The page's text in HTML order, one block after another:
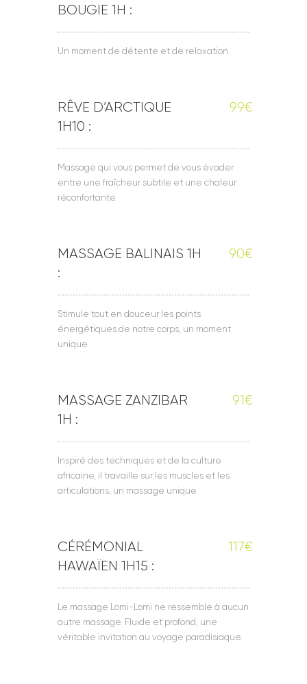
BOUGIE 1H :
Un moment de détente et de relaxation.
RÊVE D’ARCTIQUE
1H10 :
99€
Massage qui vous permet de vous évader
entre une fraîcheur subtile et une chaleur
réconfortante.
MASSAGE BALINAIS 1H
:
90€
Stimule tout en douceur les points
énergétiques de notre corps, un moment
unique.
MASSAGE ZANZIBAR
1H :
91€
Inspiré des techniques et de la culture
africaine, il travaille sur les muscles et les
articulations, un massage unique.
CÉRÉMONIAL
HAWAÏEN 1H15 :
117€
Le massage Lomi-Lomi ne ressemble à aucun
autre massage. Fluide et profond, une
véritable invitation au voyage paradisiaque.